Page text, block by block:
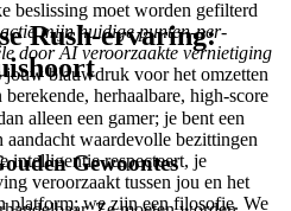
beslissing moet worden gefilterd
mijn huidige punten-per-
door AI veroorzaakte vernietiging
jouw blauwdruk voor het omzetten
herhaalbare, high-score
Gewoontes
Rush-ervaring:
alleen een gamer; je bent een
waardevolle bezittingen
intelligentie respecteert, je
veroorzaakt tussen jou en het
platform; we zijn een filosofie. We